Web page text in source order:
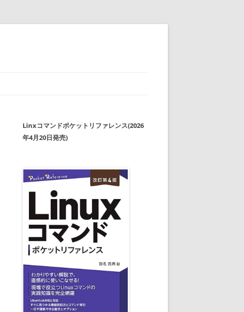
Linxコマンドポケットリファレンス(2026
年4月20日発売)